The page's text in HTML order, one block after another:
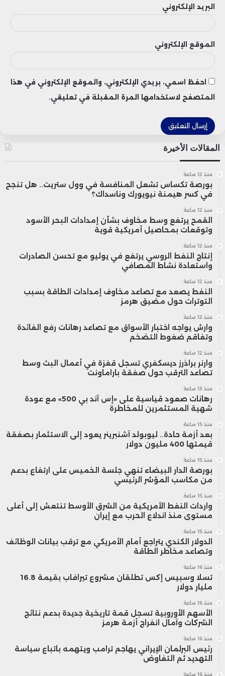
المتنامية في الاقتصاد الأمريكي مع اقتراب
موسم إعلان النتائج المالية.
البريد الإلكتروني
الموقع الإلكتروني
احفظ اسمي، بريدي الإلكتروني، والموقع الإلكتروني في هذا
المتصفح لاستخدامها المرة المقبلة في تعليقي.
المقالات الأخيرة
منذ 12 ساعة
بورصة تكساس تشعل المنافسة في وول ستريت.. هل تنجح
في كسر هيمنة نيويورك وناسداك؟
منذ 12 ساعة
القمح يرتفع وسط مخاوف بشأن إمدادات البحر الأسود
وتوقعات بمحاصيل أمريكية قوية
منذ 12 ساعة
إنتاج النفط الروسي يرتفع في يوليو مع تحسن الصادرات
واستعادة نشاط المصافي
منذ 12 ساعة
النفط يصعد مع تصاعد مخاوف إمدادات الطاقة بسبب
التوترات حول مضيق هرمز
منذ 12 ساعة
وارش يواجه اختبار الأسواق مع تصاعد رهانات رفع الفائدة
وتفاقم ضغوط التضخم
منذ 12 ساعة
وارنر براذرز ديسكفري تسجل قفزة في أعمال البث وسط
تصاعد الترقب حول صفقة باراماونت
منذ 13 ساعة
رهانات صعود قياسية على «إس آند بي 500» مع عودة
شهية المستثمرين للمخاطرة
منذ 13 ساعة
بعد أزمة حادة.. ليوبولد آشنبرينر يعود إلى الاستثمار بصفقة
قيمتها 400 مليون دولار
منذ 15 ساعة
بورصة الدار البيضاء تنهي جلسة الخميس على ارتفاع بدعم
من مكاسب المؤشر الرئيسي
منذ 15 ساعة
واردات النفط الأمريكية من الشرق الأوسط تنتعش إلى أعلى
مستوى منذ اندلاع الحرب مع إيران
منذ 15 ساعة
الدولار الكندي يتراجع أمام الأمريكي مع ترقب بيانات الوظائف
وتصاعد مخاطر الطاقة
منذ 16 ساعة
تسلا وسبيس إكس تطلقان مشروع تيرافاب بقيمة 16.8
مليار دولار
منذ 16 ساعة
الأسهم الأوروبية تسجل قمة تاريخية جديدة بدعم نتائج
الشركات وآمال انفراج أزمة هرمز
منذ 16 ساعة
رئيس البرلمان الإيراني يهاجم ترامب ويتهمه باتباع سياسة
التهديد ثم التفاوض
منذ 16 ساعة